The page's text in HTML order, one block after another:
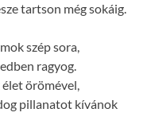
tartson még sokáig.
szép sora,
ragyog.
élet örömével,
pillanatot kívánok